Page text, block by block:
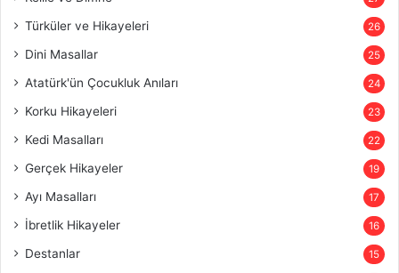
Türküler ve Hikayeleri 26
Dini Masallar 25
Atatürk'ün Çocukluk Anıları 24
Korku Hikayeleri 23
Kedi Masalları 22
Gerçek Hikayeler 19
Ayı Masalları 17
İbretlik Hikayeler 16
Destanlar 15